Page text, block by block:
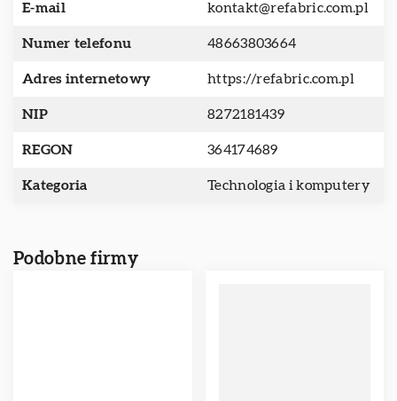
E-mail kontakt@refabric.com.pl
Numer telefonu 48663803664
Adres internetowy https://refabric.com.pl
NIP 8272181439
REGON 364174689
Kategoria Technologia i komputery
Podobne firmy